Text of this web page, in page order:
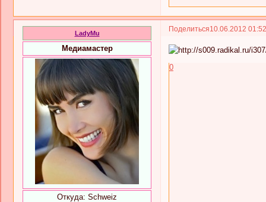
Поделиться10.06.2012
LadyMu
Медиамастер
Откуда: Schweiz
0